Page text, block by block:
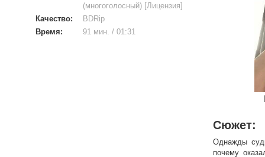
(многоголосный) [Лицензия]
Качество:
BDRip
Время:
91 мин. / 01:31
Сюжет:
Однажды
почему